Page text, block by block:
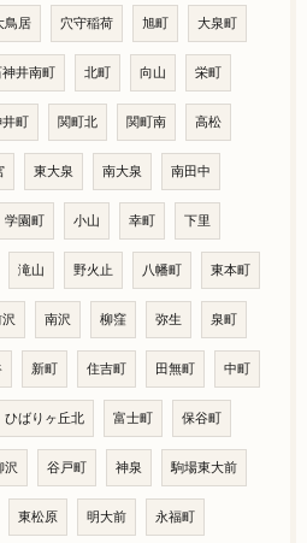
鳥居 穴守稲荷 旭町 大泉町
神井南町 北町 向山 栄町
町 関町北 関町南 高松
東大泉 南大泉 南田中
学園町 小山 幸町 下里
滝山 野火止 八幡町 東本町
沢 南沢 柳窪 弥生 泉町
新町 住吉町 田無町 中町
ひばりヶ丘北 富士町 保谷町
沢 谷戸町 神泉 駒場東大前
東松原 明大前 永福町